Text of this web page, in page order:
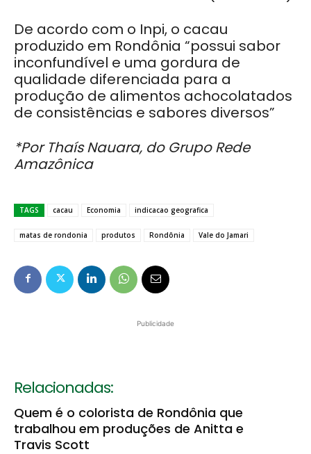
De acordo com o Inpi, o cacau
produzido em Rondônia “possui sabor
inconfundível e uma gordura de
qualidade diferenciada para a
produção de alimentos achocolatados
de consistências e sabores diversos”
*Por Thaís Nauara, do Grupo Rede
Amazônica
TAGS cacau Economia indicacao geografica
matas de rondonia produtos Rondônia Vale do Jamari
Publicidade
Relacionadas:
Quem é o colorista de Rondônia que
trabalhou em produções de Anitta e
Travis Scott